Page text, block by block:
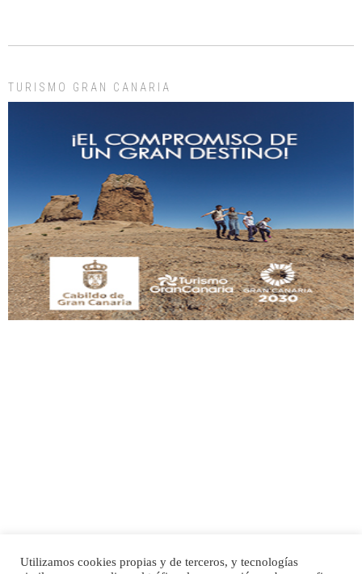
días, ella incluida...
Gato manso encontrado
Este gato macho ha aparecido en la calle hace menos de un mes, es muy
manso y extremadamente cari...
Leales.org » Gran Canaria | 9.7.2025
SHIBA PERDIDO AVDA JOSE MESA Y LOPEZ
TURISMO GRAN CANARIA
Utilizamos cookies propias y de terceros, y tecnologías